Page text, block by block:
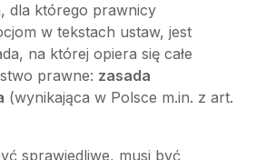
dla którego prawnicy
w tekstach ustaw, jest
na której opiera się całe
prawne: zasada
(wynikająca w Polsce m.in. z art.
sprawiedliwe, musi być